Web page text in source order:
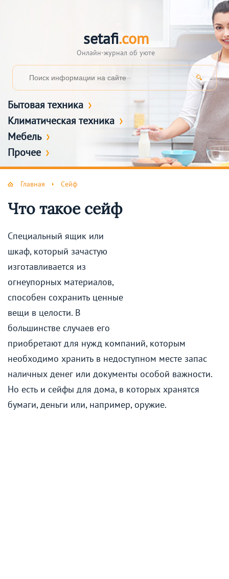
setafi.com
Онлайн-журнал об уюте
Бытовая техника
Климатическая техника
Мебель
Прочее
Главная Сейф
Что такое сейф
Специальный ящик или
шкаф, который зачастую
изготавливается из
огнеупорных материалов,
способен сохранить ценные
вещи в целости. В
большинстве случаев его
приобретают для нужд компаний, которым
необходимо хранить в недоступном месте запас
наличных денег или документы особой важности.
Но есть и сейфы для дома, в которых хранятся
бумаги, деньги или, например, оружие.